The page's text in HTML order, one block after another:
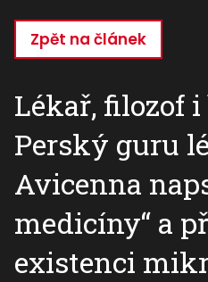
hlavnímu
Zpět na článek
Lékař, filozof i
Perský guru
Avicenna
medicíny“ a
existenci